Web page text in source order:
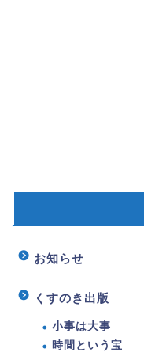
お知らせ
くすのき出版
小事は大事
時間という宝